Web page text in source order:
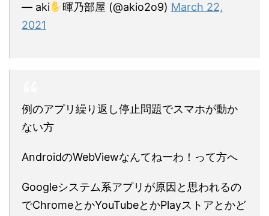
— aki 暉乃部屋 (@akio2o9) March 22,
2021
例のアプリ繰り返し停止問題でスマホが動か
ない方
AndroidのWebViewなんてねーわ！って方へ
Googleシステム系アプリが原因と思われるの
でChromeとかYouTubeとかPlayストアとかど